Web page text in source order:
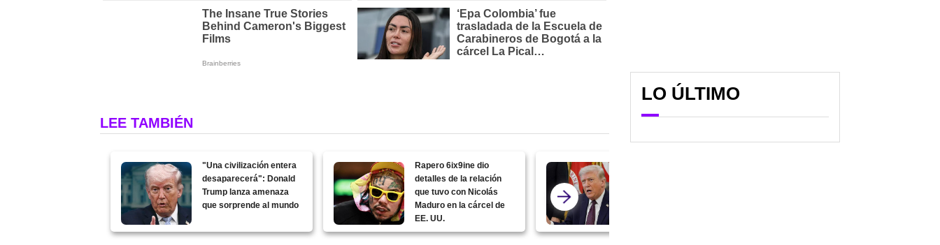
LEE TAMBIÉN
"Una civilización entera
desaparecerá": Donald
Trump lanza amenaza
que sorprende al mundo
Rapero 6ix9ine dio
detalles de la relación
que tuvo con Nicolás
Maduro en la cárcel de
EE. UU.
LO ÚLTIMO